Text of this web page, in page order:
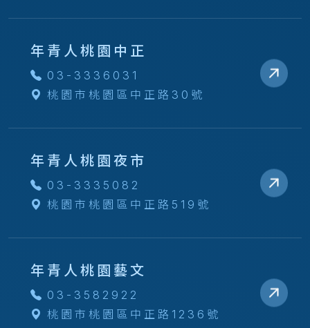
年青人桃園中正
03-3336031
桃園市桃園區中正路30號
年青人桃園夜市
03-3335082
桃園市桃園區中正路519號
年青人桃園藝文
03-3582922
桃園市桃園區中正路1236號